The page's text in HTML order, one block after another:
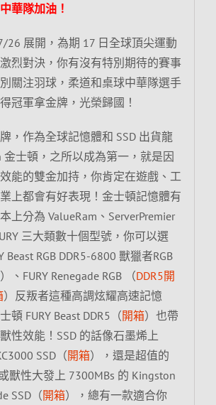
華隊加油！
26 展開，為期 17 日全球頂尖運動
烈對決，你有沒有特別期待的賽事
關注羽球，柔道和桌球中華隊選手
冠軍拿金牌，光榮歸國！
，作為全球記憶體和 SSD 出貨龍
金士頓，之所以成為第一，就是因
能的雙金加持，你肯定在遊戲、工
上都會有好表現！金士頓記憶體有
上分為 ValueRam、ServerPremier
三大類數十個型號，你可以選
Beast RGB DDR5-6800 獸獵者RGB
）、FURY Renegade RGB （DDR5開
）反叛者這種高調炫耀高速記憶
頓 FURY Beast DDR5（開箱）也帶
性效能！SSD 的話像石墨烯上
SSD（開箱），還是超值的
獸性大發上 7300MBs 的 Kingston
SSD（開箱），總有一款適合你